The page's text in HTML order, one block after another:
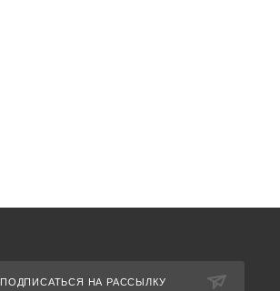
ПОДПИСАТЬСЯ НА РАССЫЛКУ